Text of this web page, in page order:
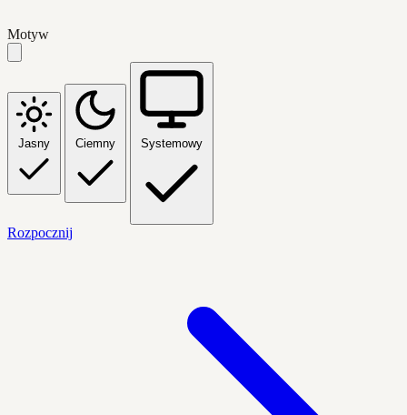
Motyw
Jasny Ciemny Systemowy
Rozpocznij